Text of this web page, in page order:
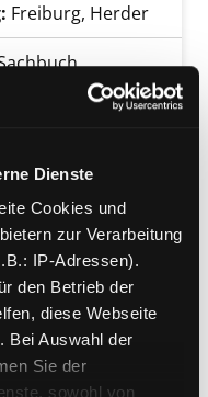
Dienste
Cookies und
zur Verarbeitung
IP-Adressen).
den Betrieb der
diese Webseite
Bei Auswahl der
Sie der
sowohl von
Freiburg, Herder
Patmos Verlag
Die Sache mit dem
Sachbuch
dem Tod
das
die Kunst des
EstherSuche nach